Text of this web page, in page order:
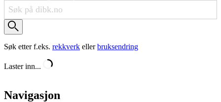
Søk etter f.eks. rekkverk ellerbruksendring
Laster inn...
Navigasjon